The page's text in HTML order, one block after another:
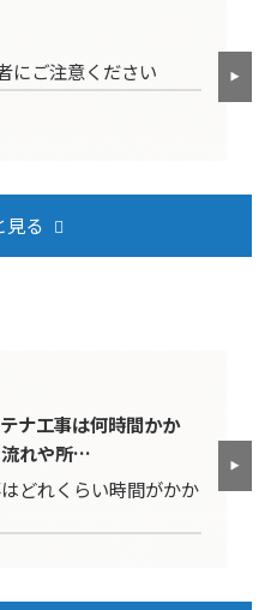
にご注意ください
見る
ナ工事は何時間かか
れや所…
どれくらい時間がかか